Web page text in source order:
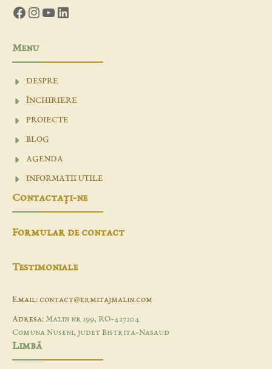
Facebook
Instagram
YouTube
LinkedIn
Menu
DESPRE
ÎNCHIRIERE
PROIECTE
BLOG
AGENDA
INFORMATII UTILE
Contactaţi-ne
Formular de contact
Testimoniale
Email: contact@ermitajmalin.com
Adresa: Malin nr 199, RO-427204
Comuna Nuseni, judet Bistrita-Nasaud
Limbă